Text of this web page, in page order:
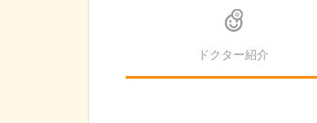
ドクター紹介